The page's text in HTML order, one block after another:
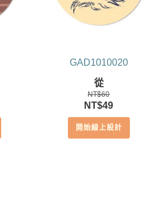
GAD1010020
從
NT$60
原
始
價
NT$49目
前
價
開始線上設計